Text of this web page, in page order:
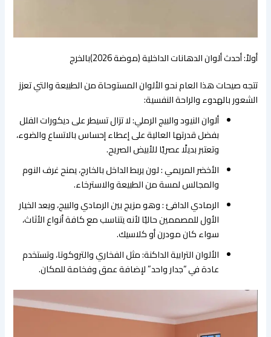
​أولاً: أحدث ألوان الدهانات الداخلية (موضة 2026)بالخرج
​تتجه صيحات هذا العام نحو الألوان المستوحاة من الطبيعة والتي تعزز
الشعور بالهدوء والراحة النفسية:
​ألوان النيود والبيج الرملي: لا تزال تسيطر على ديكورات الفلل
بفضل قدرتها العالية على إعطاء إحساس بالاتساع والضوء،
وتعتبر بديلًا عصريًا للأبيض الصريح.
​الأخضر المريمي : لون يربط الداخل بالخارج، يمنح غرف النوم
والمجالس لمسة من الطبيعة والاسترخاء.
​الرمادي الدافئ : وهو مزيج بين الرمادي والبيج، ويعد الخيار
الأول للمصممين حاليًا لأنه يتناسب مع كافة أنواع الأثاث،
سواء كان مودرن أو كلاسيك.
​الألوان الترابية الداكنة: مثل الفخاري والتروكوتا، وتستخدم
عادة في “جدار واحد” لإضافة عمق وفخامة للمكان.